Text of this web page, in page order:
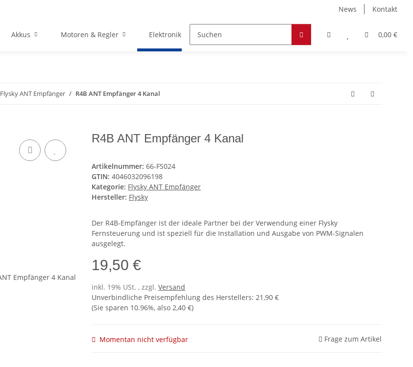
News Kontakt
0,00 €
Akkus Motoren & Regler Elektronik Zubehör Hobby & Freizeit Werkstoffe
Flysky ANT Empfänger R4B ANT Empfänger 4 Kanal
R4B ANT Empfänger 4 Kanal
Artikelnummer: 66-FS024
GTIN: 4046032096198
Kategorie: Flysky ANT Empfänger
Hersteller: Flysky
Der R4B-Empfänger ist der ideale Partner bei der Verwendung einer Flysky
Fernsteuerung und ist speziell für die Installation und Ausgabe von PWM-Signalen
ausgelegt.
19,50 €
inkl. 19% USt. , zzgl. Versand
Unverbindliche Preisempfehlung des Herstellers: 21,90 €
(Sie sparen 10.96%, also 2,40 €)
Momentan nicht verfügbar Frage zum Artikel